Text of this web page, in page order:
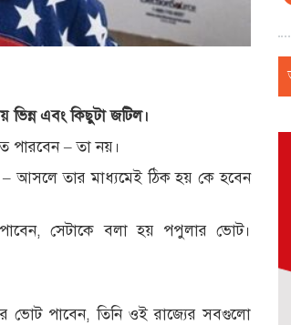
ভিন্ন এবং কিছুটা জটিল।
পারবেন – তা নয়।
– আসলে তার মাধ্যমেই ঠিক হয় কে হবেন
পাবেন, সেটাকে বলা হয় পপুলার ভোট।
ভোট পাবেন, তিনি ওই রাজ্যের সবগুলো